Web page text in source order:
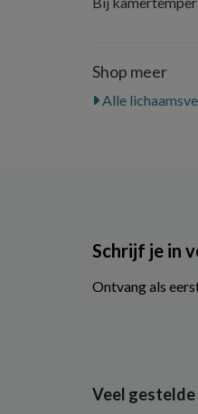
Shop meer
Alle
Schrijf je in
Ontvang als
Veel